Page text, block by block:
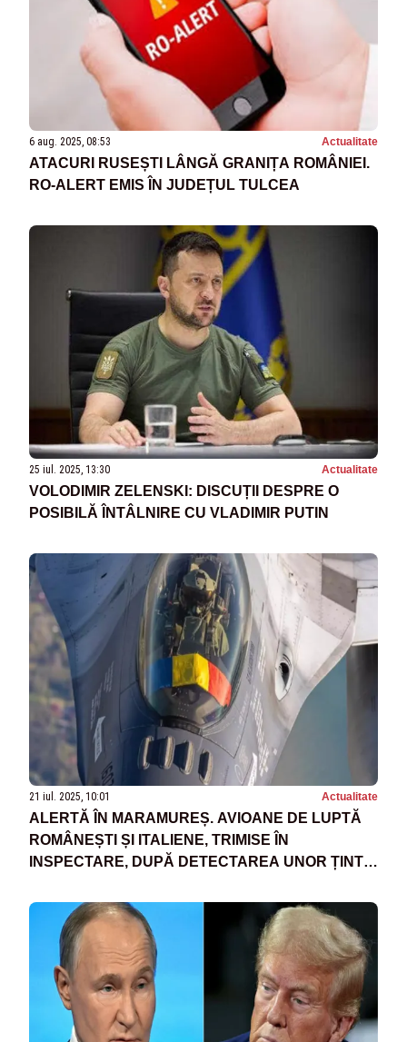
6 aug. 2025, 08:53 Actualitate
ATACURI RUSEȘTI LÂNGĂ GRANIȚA ROMÂNIEI.
RO-ALERT EMIS ÎN JUDEȚUL TULCEA
25 iul. 2025, 13:30 Actualitate
VOLODIMIR ZELENSKI: DISCUȚII DESPRE O
POSIBILĂ ÎNTÂLNIRE CU VLADIMIR PUTIN
21 iul. 2025, 10:01 Actualitate
ALERTĂ ÎN MARAMUREȘ. AVIOANE DE LUPTĂ
ROMÂNEȘTI ȘI ITALIENE, TRIMISE ÎN
INSPECTARE, DUPĂ DETECTAREA UNOR ȚINTE
ROMÂNIA